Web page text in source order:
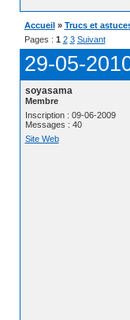
Accueil » Trucs et
Pages : 1 2 3 Suivant
29-05-
soyasama
Membre
Inscription : 09-06-2009
Messages : 40
Site Web